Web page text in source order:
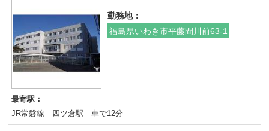
勤務地：
福島県いわき市平藤間川前63-1
最寄駅：
JR常磐線 四ツ倉駅 車で12分